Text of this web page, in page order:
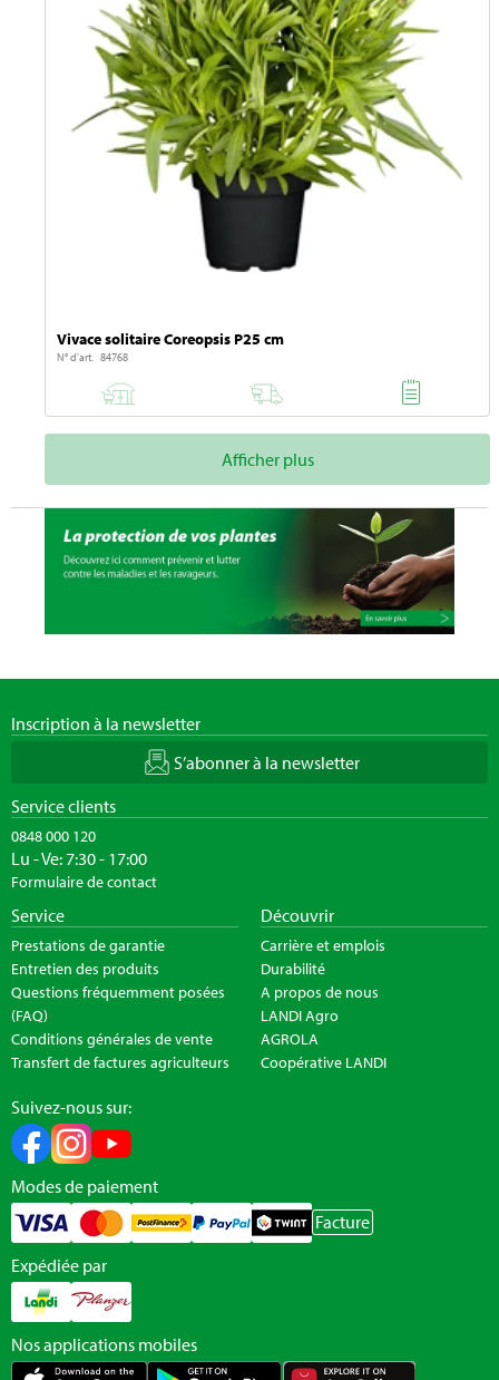
Vivace solitaire Coreopsis P25 cm
N° d'art. 84768
Afficher plus
Inscription à la newsletter
S’abonner à la newsletter
Service clients
0848 000 120
Lu - Ve: 7:30 - 17:00
Formulaire de contact
Service
Prestations de garantie
Entretien des produits
Questions fréquemment posées
(FAQ)
Conditions générales de vente
Transfert de factures agriculteurs
Découvrir
Carrière et emplois
Durabilité
A propos de nous
LANDI Agro
AGROLA
Coopérative LANDI
Suivez-nous sur:
Modes de paiement
Facture
Expédiée par
Nos applications mobiles